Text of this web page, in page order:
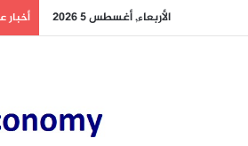
الأربعاء, أغسطس 5 2026 أخبار